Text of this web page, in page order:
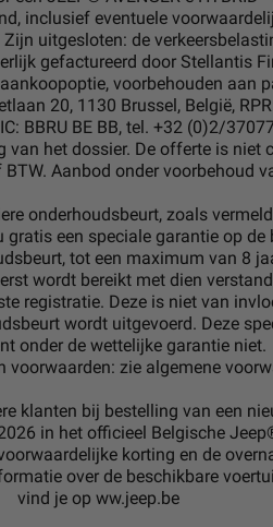
inclusief eventuele
uitgesloten: de
gefactureerd door Stellantis
voorbehouden aan
20, 1130 Brussel, België,
BBRU BE BB, tel. +32 (0)2/
het dossier. De offerte is niet
Aanbod onder voorbehoud
onderhoudsbeurt, zoals
een speciale garantie op
tot een maximum van 8
wordt bereikt met dien
registratie. Deze is niet van
wordt uitgevoerd. Deze
onder de wettelijke garantie niet.
voorwaarden: zie algemene
klanten bij bestelling van een
in het officieel Belgische
korting en de
over de beschikbare
vind je op ww.jeep.be